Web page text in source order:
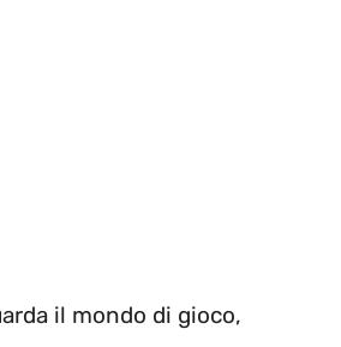
il mondo di gioco,